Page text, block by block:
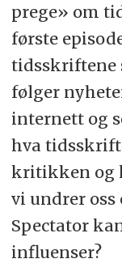
prege» om
første
tidsskriftene
følger
internett og
hva
kritikken og
vi undrer
Spectator
influenser?